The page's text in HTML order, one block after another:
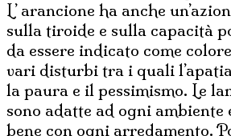
L’ arancione ha anche
sulla tiroide e sulla capacità
da essere indicato come
vari disturbi tra i quali
la paura e il pessimismo. Le
sono adatte ad ogni ambiente
bene con ogni arredamento.